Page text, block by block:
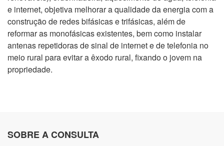
e internet, objetiva melhorar a qualidade da energia com a
construção de redes bifásicas e trifásicas, além de
reformar as monofásicas existentes, bem como instalar
antenas repetidoras de sinal de internet e de telefonia no
meio rural para evitar a êxodo rural, fixando o jovem na
propriedade.
SOBRE A CONSULTA